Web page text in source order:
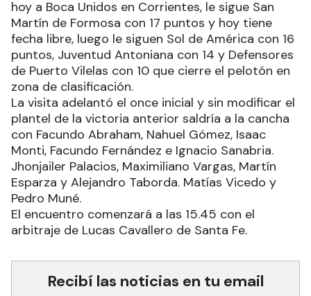
hoy a Boca Unidos en Corrientes, le sigue San
Martín de Formosa con 17 puntos y hoy tiene
fecha libre, luego le siguen Sol de América con 16
puntos, Juventud Antoniana con 14 y Defensores
de Puerto Vilelas con 10 que cierre el pelotón en
zona de clasificación.
La visita adelantó el once inicial y sin modificar el
plantel de la victoria anterior saldría a la cancha
con Facundo Abraham, Nahuel Gómez, Isaac
Monti, Facundo Fernández e Ignacio Sanabria.
Jhonjailer Palacios, Maximiliano Vargas, Martín
Esparza y Alejandro Taborda. Matías Vicedo y
Pedro Muné.
El encuentro comenzará a las 15.45 con el
arbitraje de Lucas Cavallero de Santa Fe.
Recibí las noticias en tu email